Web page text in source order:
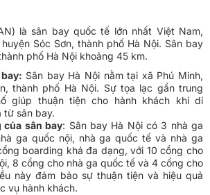
là sân bay quốc tế lớn nhất Việt Nam,
Sóc Sơn, thành phố Hà Nội. Sân bay
phố Hà Nội khoảng 45 km.
Sân bay Hà Nội nằm tại xã Phú Minh,
thành phố Hà Nội. Sự tọa lạc gần trung
giúp thuận tiện cho hành khách khi di
từ sân bay.
của sân bay: Sân bay Hà Nội có 3 nhà ga
ga quốc nội, nhà ga quốc tế và nhà ga
boarding khá đa dạng, với 10 cổng cho
8 cổng cho nhà ga quốc tế và 4 cổng cho
này đảm bảo sự thuận tiện và hiệu quả
vụ hành khách.